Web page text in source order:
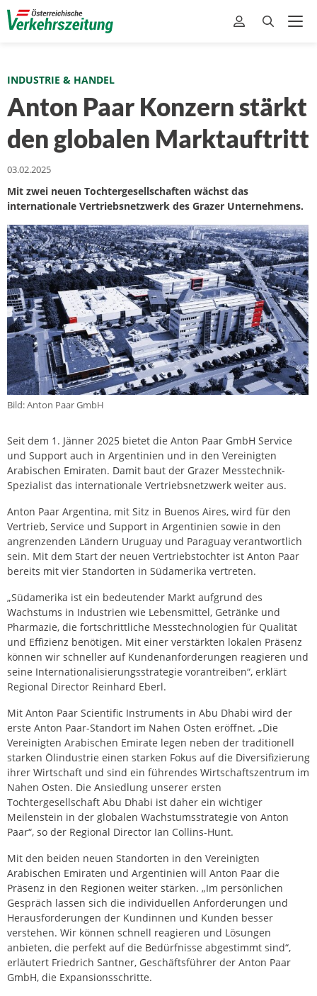
INDUSTRIE & HANDEL
Anton Paar Konzern stärkt
den globalen Marktauftritt
03.02.2025
Mit zwei neuen Tochtergesellschaften wächst das
internationale Vertriebsnetzwerk des Grazer Unternehmens.
Bild: Anton Paar GmbH
Seit dem 1. Jänner 2025 bietet die Anton Paar GmbH Service
und Support auch in Argentinien und in den Vereinigten
Arabischen Emiraten. Damit baut der Grazer Messtechnik-
Spezialist das internationale Vertriebsnetzwerk weiter aus.
Anton Paar Argentina, mit Sitz in Buenos Aires, wird für den
Vertrieb, Service und Support in Argentinien sowie in den
angrenzenden Ländern Uruguay und Paraguay verantwortlich
sein. Mit dem Start der neuen Vertriebstochter ist Anton Paar
bereits mit vier Standorten in Südamerika vertreten.
„Südamerika ist ein bedeutender Markt aufgrund des
Wachstums in Industrien wie Lebensmittel, Getränke und
Pharmazie, die fortschrittliche Messtechnologien für Qualität
und Effizienz benötigen. Mit einer verstärkten lokalen Präsenz
können wir schneller auf Kundenanforderungen reagieren und
seine Internationalisierungsstrategie vorantreiben“, erklärt
Regional Director Reinhard Eberl.
Mit Anton Paar Scientific Instruments in Abu Dhabi wird der
erste Anton Paar-Standort im Nahen Osten eröffnet. „Die
Vereinigten Arabischen Emirate legen neben der traditionell
starken Ölindustrie einen starken Fokus auf die Diversifizierung
ihrer Wirtschaft und sind ein führendes Wirtschaftszentrum im
Nahen Osten. Die Ansiedlung unserer ersten
Tochtergesellschaft Abu Dhabi ist daher ein wichtiger
Meilenstein in der globalen Wachstumsstrategie von Anton
Paar“, so der Regional Director Ian Collins-Hunt.
Mit den beiden neuen Standorten in den Vereinigten
Arabischen Emiraten und Argentinien will Anton Paar die
Präsenz in den Regionen weiter stärken. „Im persönlichen
Gespräch lassen sich die individuellen Anforderungen und
Herausforderungen der Kundinnen und Kunden besser
verstehen. Wir können schnell reagieren und Lösungen
anbieten, die perfekt auf die Bedürfnisse abgestimmt sind“,
erläutert Friedrich Santner, Geschäftsführer der Anton Paar
GmbH, die Expansionsschritte.